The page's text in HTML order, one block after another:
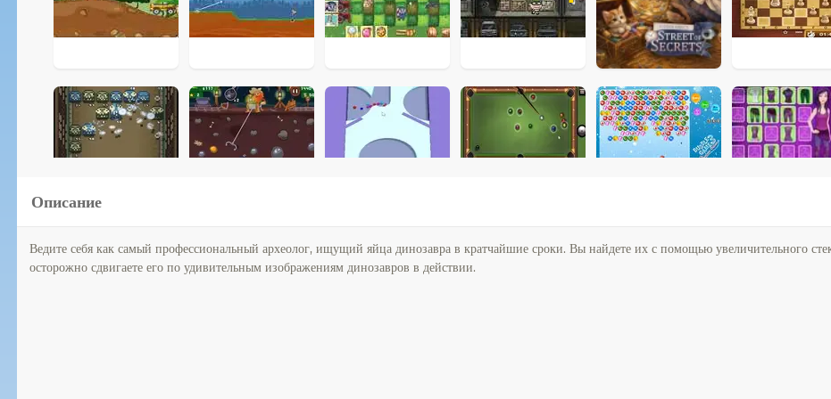
Описание
Ведите себя как самый профессиональный археолог, ищущий яйца динозавра в кратчайшие сроки. Вы найдете их с помощью увеличительного
осторожно сдвигаете его по удивительным изображениям динозавров в действии.